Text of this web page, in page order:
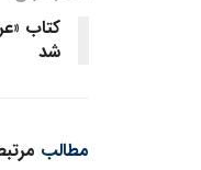
کتاب
شد
مطالب